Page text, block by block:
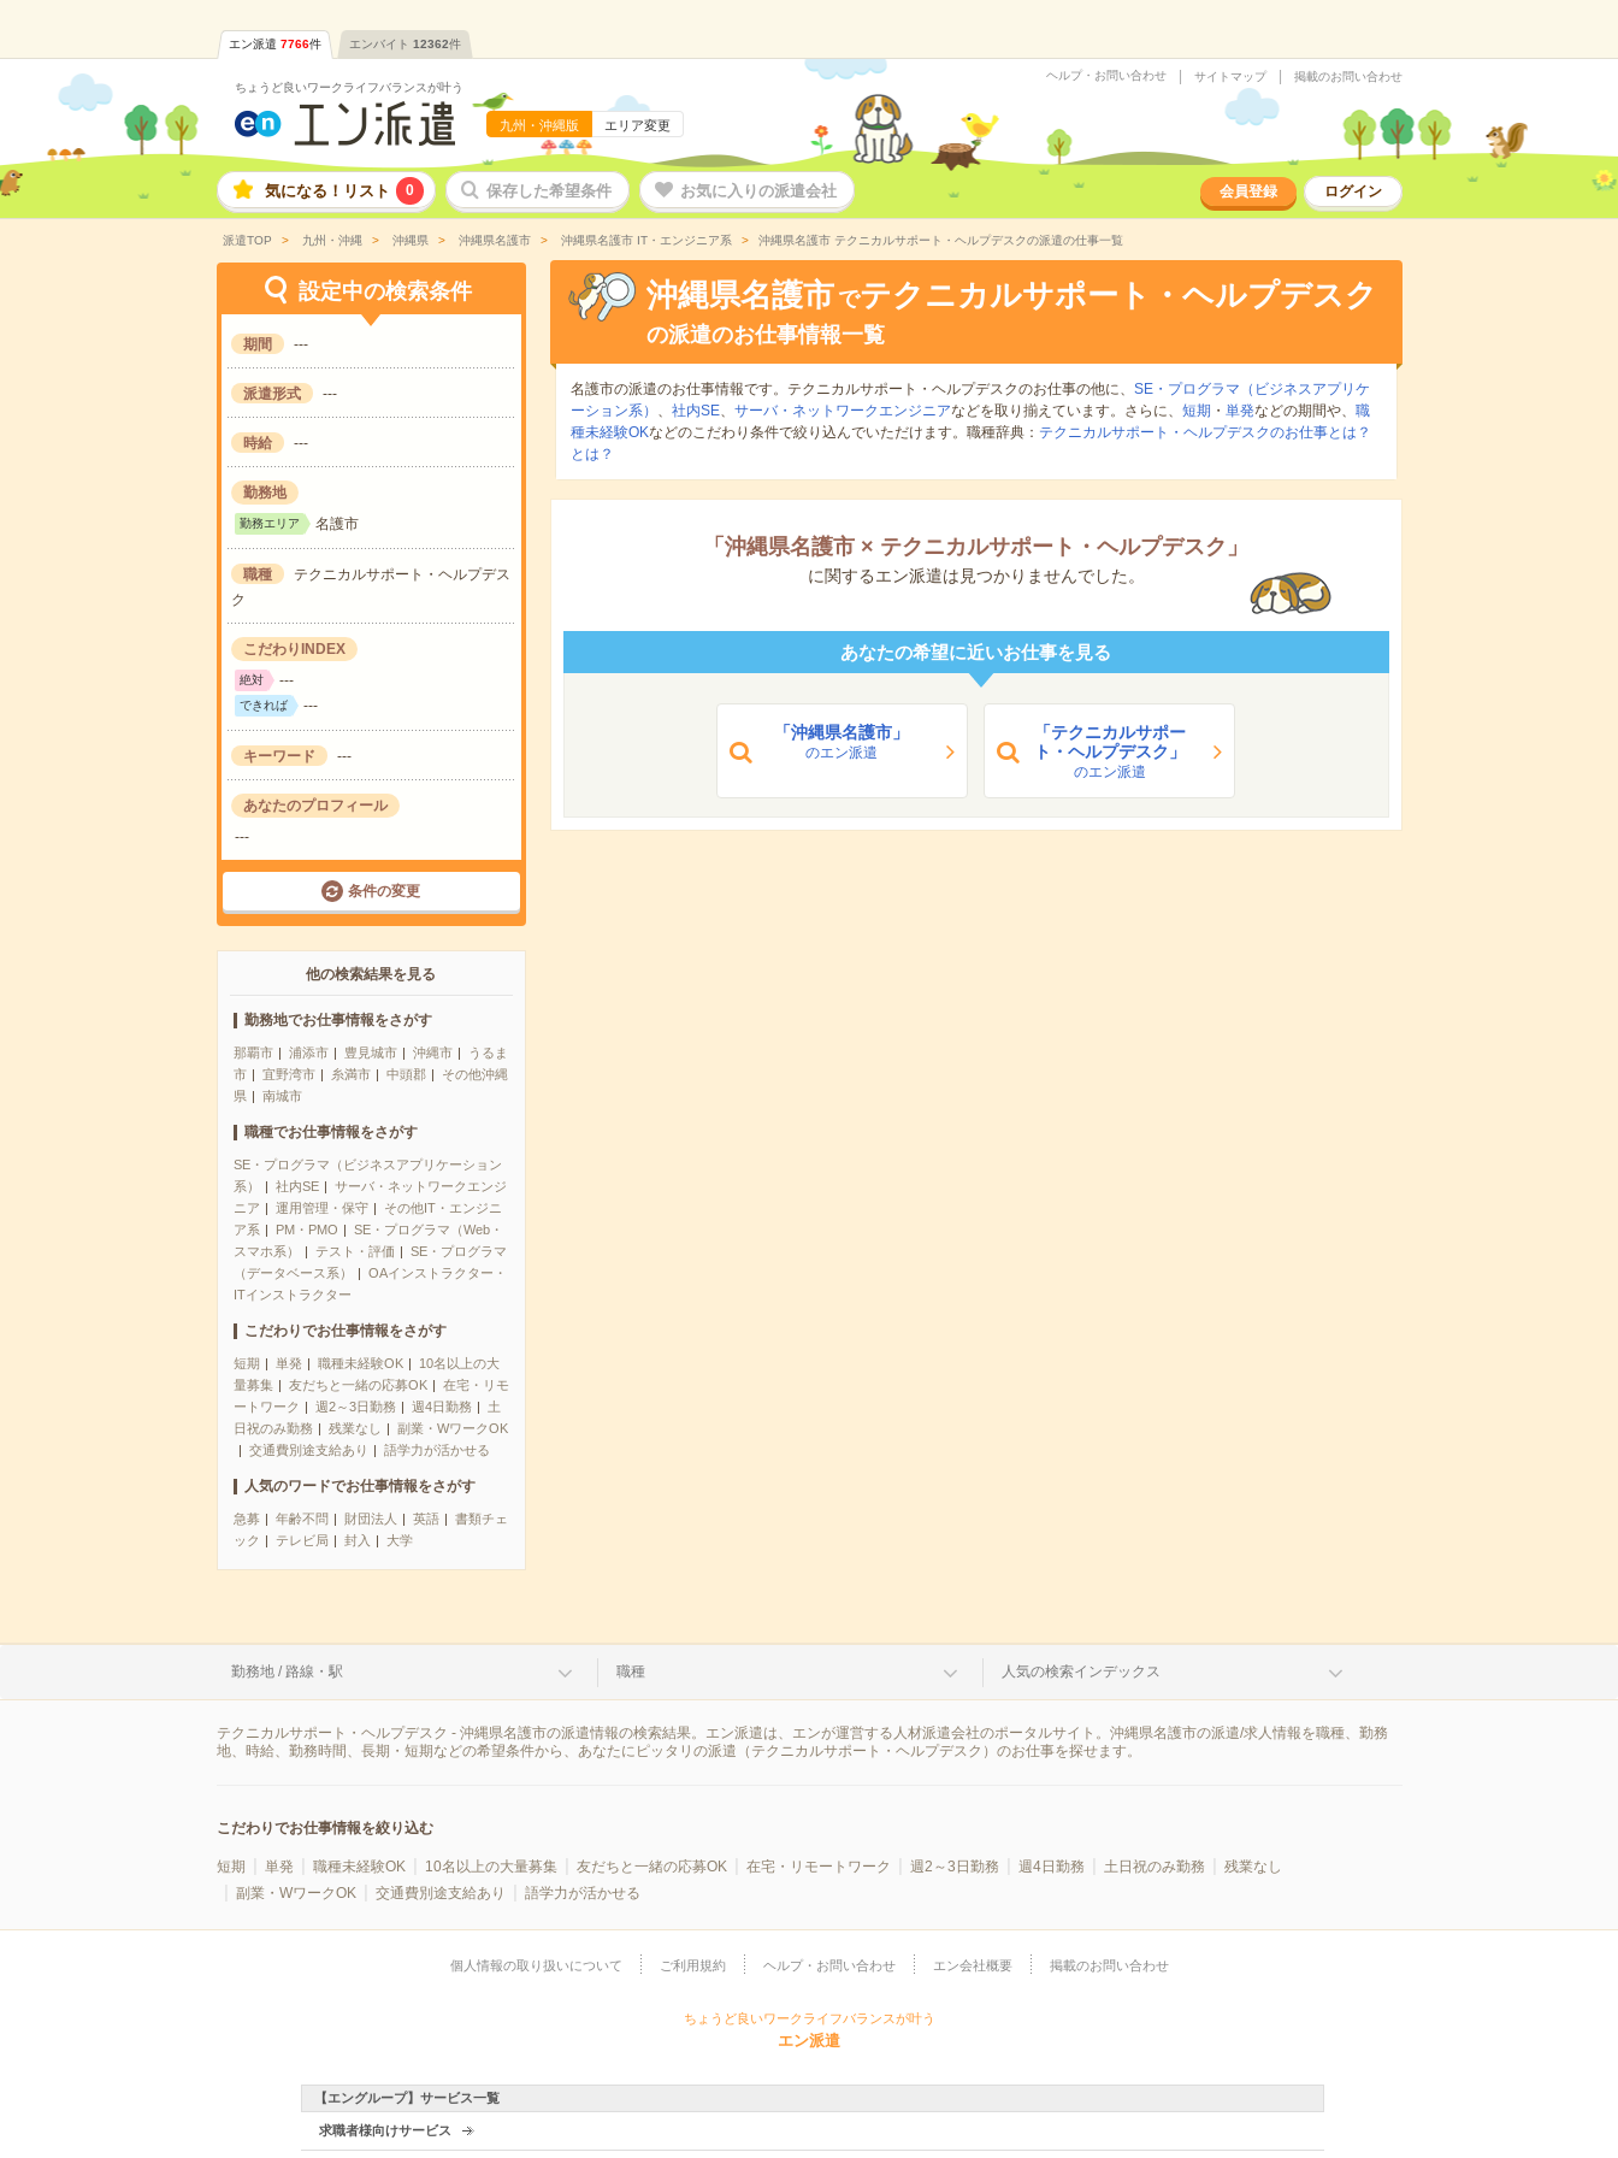
エン派遣 7766件 エンバイト 12362件
ちょうど良いワークライフバランスが叶う
九州・沖縄版 エリア変更
ヘルプ・お問い合わせ サイトマップ 掲載のお問い合わせ
気になる！リスト 0 保存した希望条件 お気に入りの派遣会社 会員登録 ログイン
派遣TOP 九州・沖縄 沖縄県 沖縄県名護市 沖縄県名護市 IT・エンジニア系 沖縄県名護市 テクニカルサポート・ヘルプデスクの派遣の仕事一覧
設定中の検索条件
期間 ---
派遣形式 ---
時給 ---
勤務地
勤務エリア 名護市
職種
テクニカルサポート・ヘルプデス
ク
こだわりINDEX
絶対 ---
できれば ---
キーワード ---
あなたのプロフィール
---
条件の変更
他の検索結果を見る
勤務地でお仕事情報をさがす
那覇市 浦添市 豊見城市 沖縄市
うるま
市
宜野湾市 糸満市 中頭郡
その他沖縄
県
南城市
職種でお仕事情報をさがす
SE・プログラマ（ビジネスアプリケーション
系）
社内SE
サーバ・ネットワークエンジ
ニア
運用管理・保守
その他IT・エンジニ
ア系
PM・PMO
SE・プログラマ（Web・
スマホ系）
テスト・評価
SE・プログラマ
（データベース系）
OAインストラクター・
ITインストラクター
こだわりでお仕事情報をさがす
短期 単発 職種未経験OK
10名以上の大
量募集
友だちと一緒の応募OK
在宅・リモ
ートワーク
週2～3日勤務 週4日勤務
土
日祝のみ勤務
残業なし
副業・WワークOK
交通費別途支給あり
語学力が活かせる
人気のワードでお仕事情報をさがす
急募 年齢不問 財団法人 英語
書類チェ
ック
テレビ局 封入 大学
沖縄県名護市 でテクニカルサポート・ヘルプデスク
の派遣のお仕事情報一覧
名護市の派遣のお仕事情報です。テクニカルサポート・ヘルプデスクのお仕事の他に、 SE・プログラマ（ビジネスアプリケ
ーション系） 、 社内SE、 サーバ・ネットワークエンジニアなどを取り揃えています。さらに、 短期 ・ 単発などの期間や、 職
種未経験OKなどのこだわり条件で絞り込んでいただけます。職種辞典： テクニカルサポート・ヘルプデスクのお仕事とは？
とは？
「 沖縄県名護市 × テクニカルサポート・ヘルプデスク 」
に関するエン派遣は見つかりませんでした。
あなたの希望に近いお仕事を見る
「沖縄県名護市」
のエン派遣
「テクニカルサポー
ト・ヘルプデスク」
のエン派遣
勤務地 / 路線・駅 職種 人気の検索インデックス
テクニカルサポート・ヘルプデスク - 沖縄県名護市の派遣情報の検索結果。エン派遣は、エンが運営する人材派遣会社のポータルサイト。沖縄県名護市の派遣/求人情報を職種、勤務
地、時給、勤務時間、長期・短期などの希望条件から、あなたにピッタリの派遣（テクニカルサポート・ヘルプデスク）のお仕事を探せます。
こだわりでお仕事情報を絞り込む
短期 単発 職種未経験OK 10名以上の大量募集 友だちと一緒の応募OK 在宅・リモートワーク 週2～3日勤務 週4日勤務 土日祝のみ勤務
残業なし
副業・WワークOK
交通費別途支給あり 語学力が活かせる
個人情報の取り扱いについて ご利用規約 ヘルプ・お問い合わせ エン会社概要 掲載のお問い合わせ
ちょうど良いワークライフバランスが叶う
エン派遣
【エングループ】サービス一覧
求職者様向けサービス